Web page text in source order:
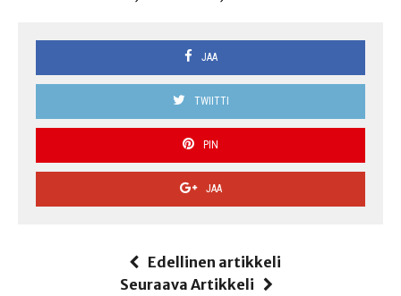
JAA
TWIITTI
PIN
JAA
Edellinen artikkeli
Seuraava Artikkeli